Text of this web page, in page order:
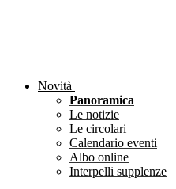
Novità
Panoramica
Le notizie
Le circolari
Calendario eventi
Albo online
Interpelli supplenze